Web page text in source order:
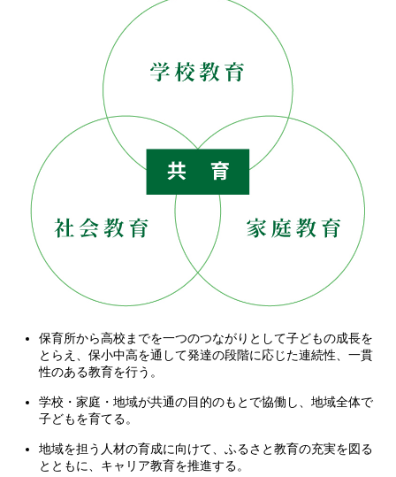
保育所から高校までを一つのつながりとして子どもの成長を
とらえ、保小中高を通して発達の段階に応じた連続性、一貫
性のある教育を行う。
学校・家庭・地域が共通の目的のもとで協働し、地域全体で
子どもを育てる。
地域を担う人材の育成に向けて、ふるさと教育の充実を図る
とともに、キャリア教育を推進する。